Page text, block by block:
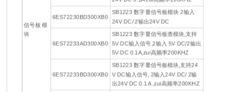
信号板 模
块
6ES72230BD300XB0
SB1223 数字量信号板模块 2输入
24V DC/ 2输出24V DC
6ES72233AD300XB0
SB1223 数字量信号板查模块,支持
5V DC输入信号,2输入 5V DC/2输出
5V DC 0.1A,zui高频率200KHZ
6ES72233BD300XB0
SB1223 数字量信号板模块,支持24
V DC输入信号, 2输入24V DC/ 2输
出24V DC 0.1 A ,zui高频率200KHZ